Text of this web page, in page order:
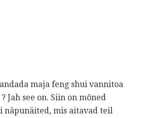
maja feng shui vannitoa
? Jah see on. Siin on mõned
näpunäited, mis aitavad teil